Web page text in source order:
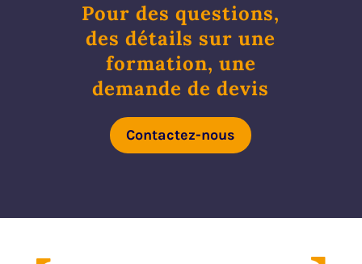
Pour des questions,
des détails sur une
formation, une
demande de devis
Contactez-nous